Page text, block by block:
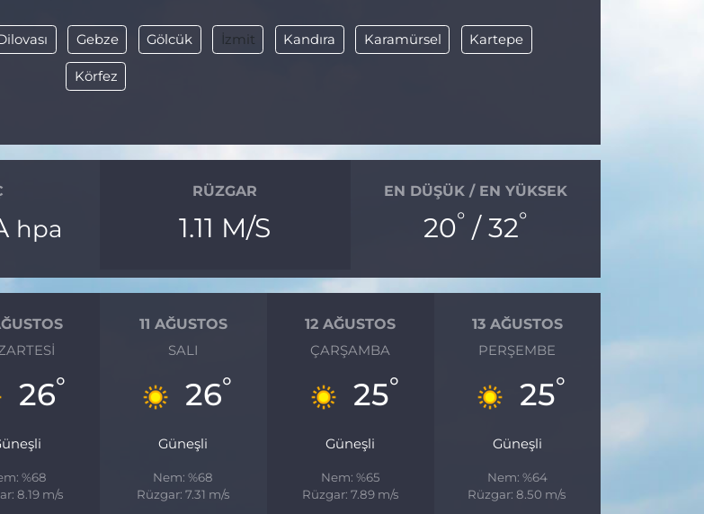
Gebze Gölcük İzmit Kandıra Karamürsel Kartepe
Körfez
hpa
RÜZGAR
1.11 M/S
EN DÜŞÜK / EN YÜKSEK
20° / 32°
26°
%68
8.19 m/s
11 AĞUSTOS
SALI
26°
Güneşli
Nem: %68
Rüzgar: 7.31 m/s
12 AĞUSTOS
ÇARŞAMBA
25°
Güneşli
Nem: %65
Rüzgar: 7.89 m/s
13 AĞUSTOS
PERŞEMBE
25°
Güneşli
Nem: %64
Rüzgar: 8.50 m/s